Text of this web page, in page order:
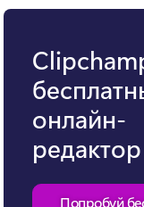
онлайн-
Попробуй